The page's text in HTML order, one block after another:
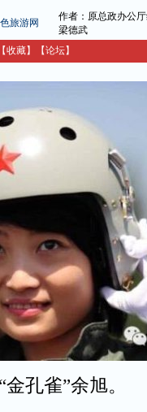
旅游网
作者：原总政办公
梁德武
【收藏】 【论坛】
孔雀”余旭。